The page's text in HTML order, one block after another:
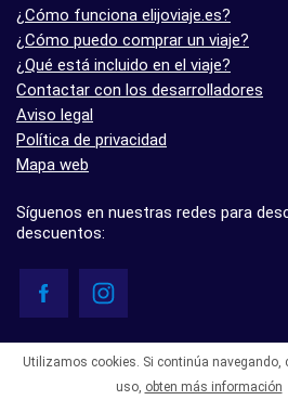
¿Cómo funciona elijoviaje.es?
¿Cómo puedo comprar un viaje?
¿Qué está incluido en el viaje?
Contactar con los desarrolladores
Aviso legal
Política de privacidad
Mapa web
Síguenos en nuestras redes para
descuentos:
- 5.0 basado en 7 opiniones
Utilizamos cookies. Si continúa navegando,
uso, obten más información